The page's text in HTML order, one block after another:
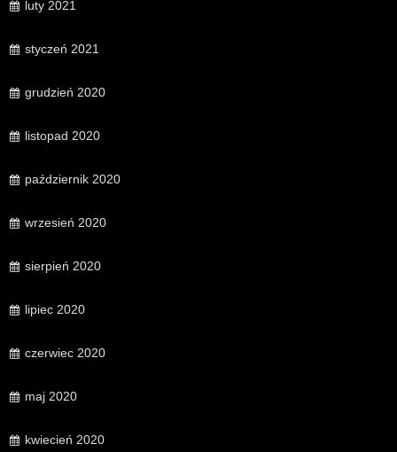
luty 2021
styczeń 2021
grudzień 2020
listopad 2020
październik 2020
wrzesień 2020
sierpień 2020
lipiec 2020
czerwiec 2020
maj 2020
kwiecień 2020